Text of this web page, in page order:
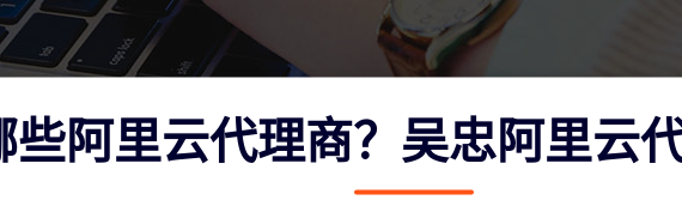
些阿里云代理商？吴忠阿里云